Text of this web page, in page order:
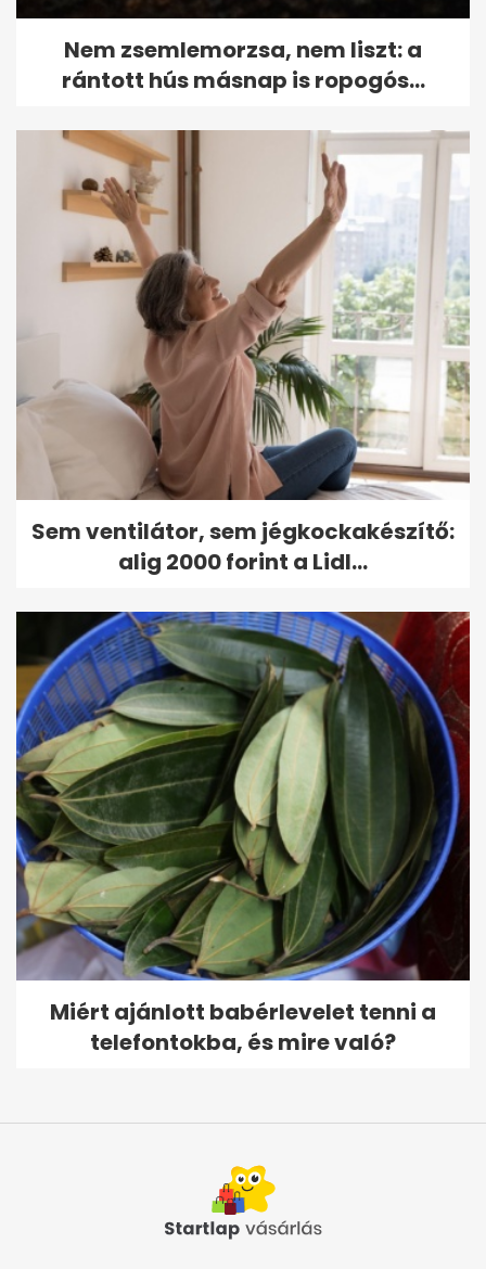
Nem zsemlemorzsa, nem liszt: a
rántott hús másnap is ropogós...
Sem ventilátor, sem jégkockakészítő:
alig 2000 forint a Lidl...
Miért ajánlott babérlevelet tenni a
telefontokba, és mire való?